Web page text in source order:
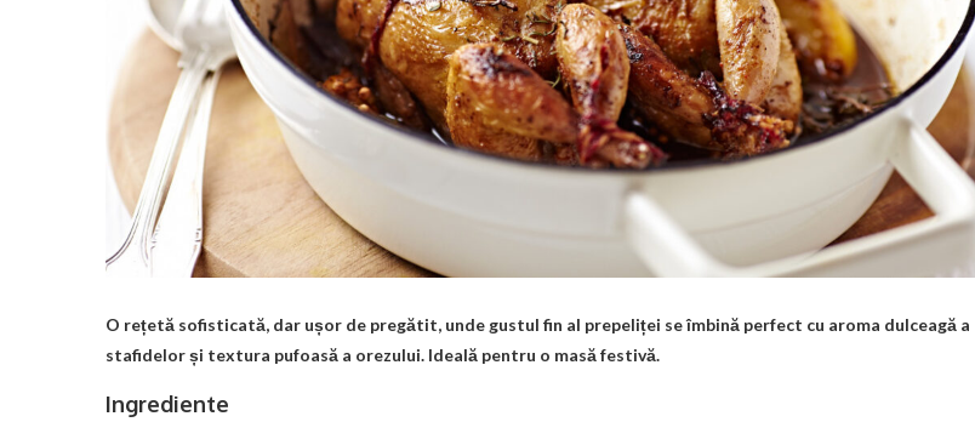
O rețetă sofisticată, dar ușor de pregătit, unde gustul fin al prepeliței se îmbină perfect cu aroma dulceagă a
stafidelor și textura pufoasă a orezului. Ideală pentru o masă festivă.
Ingrediente